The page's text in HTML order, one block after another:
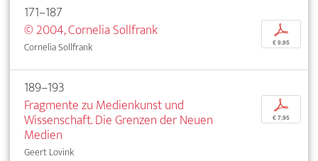
171–187
© 2004, Cornelia Sollfrank
Cornelia Sollfrank
p
€ 9,95
189–193
Fragmente zu Medienkunst und
Wissenschaft. Die Grenzen der Neuen
Medien
Geert Lovink
p
€ 7,95